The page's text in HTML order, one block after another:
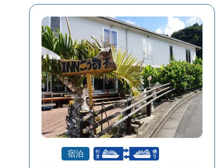
食事条件 夕朝食付
受付方式
リクエスト受付
商品対象
宿泊